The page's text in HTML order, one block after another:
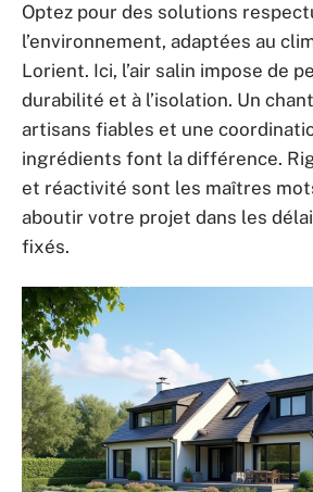
Optez pour des solutions
l’environnement, adaptées au
Lorient. Ici, l’air salin impose de
durabilité et à l’isolation. Un
artisans fiables et une
ingrédients font la différence.
et réactivité sont les maîtres
aboutir votre projet dans les
fixés.